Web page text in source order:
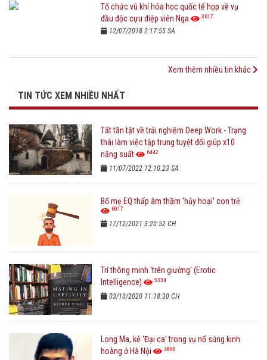
Tổ chức vũ khí hóa học quốc tế họp về vụ
đầu độc cựu điệp viên Nga
3617
12/07/2018 2:17:55 SA
Xem thêm nhiều tin khác
TIN TỨC XEM NHIỀU NHẤT
Tất tần tật về trải nghiệm Deep Work - Trạng
thái làm việc tập trung tuyệt đối giúp x10
năng suất
6442
11/07/2022 12:10:23 SA
Bố mẹ EQ thấp âm thầm 'hủy hoại' con trẻ
6017
17/12/2021 3:20:52 CH
Trí thông minh 'trên giường' (Erotic
Intelligence)
5334
03/10/2020 11:18:30 CH
Long Ma, kẻ 'Đại ca' trong vụ nổ súng kinh
hoàng ở Hà Nội
4898